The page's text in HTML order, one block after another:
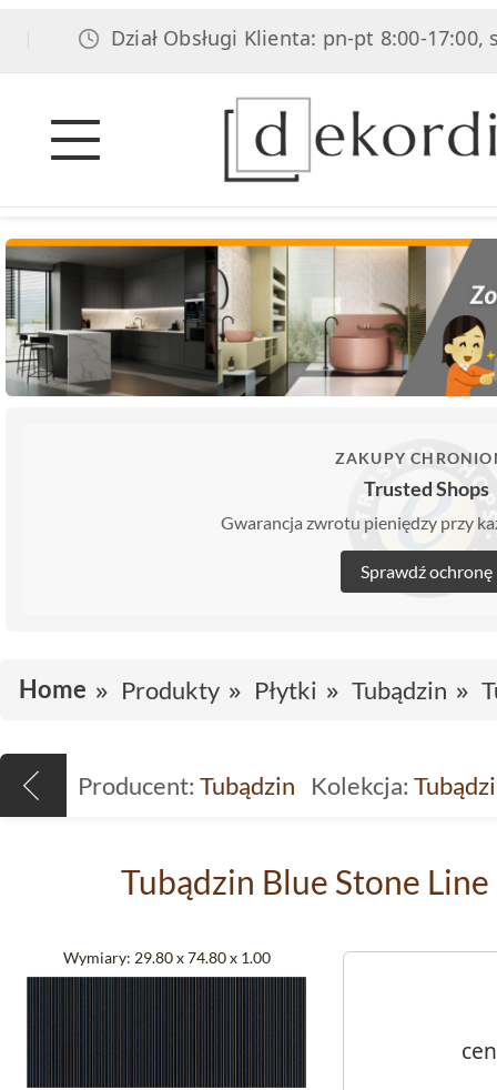
Dział Obsługi Klienta: pn-pt 8:00-17:00,
ZAKUPY
Trusted Shops
Gwarancja zwrotu pieniędzy przy
Sprawdź ochronę
Home Produkty Płytki Tubądzin
Producent: Tubądzin Kolekcja:
Tubądzin Blue Stone
Wymiary: 29.80 x 74.80 x 1.00